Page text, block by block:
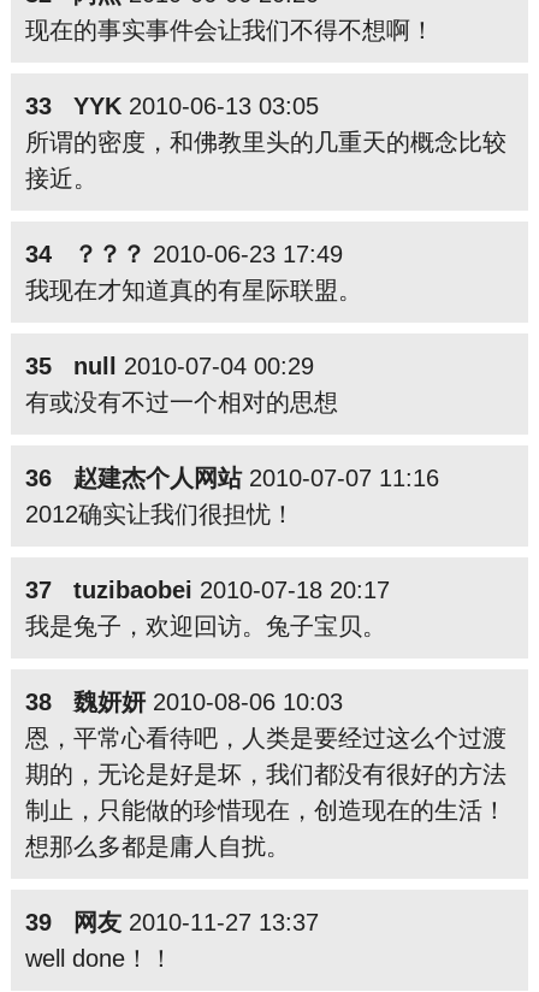
现在的事实事件会让我们不得不想啊！
33 YYK2010-06-13 03:05
所谓的密度，和佛教里头的几重天的概念比较
接近。
34 ？？？ 2010-06-23 17:49
我现在才知道真的有星际联盟。
35 null
2010-07-04 00:29
有或没有不过一个相对的思想
36 赵建杰个人网站2010-07-07 11:16
2012确实让我们很担忧！
37 tuzibaobei 2010-07-18 20:17
我是兔子，欢迎回访。兔子宝贝。
38 魏妍妍2010-08-06 10:03
恩，平常心看待吧，人类是要经过这么个过渡
期的，无论是好是坏，我们都没有很好的方法
制止，只能做的珍惜现在，创造现在的生活！
想那么多都是庸人自扰。
39 网友2010-11-27 13:37
well done！！